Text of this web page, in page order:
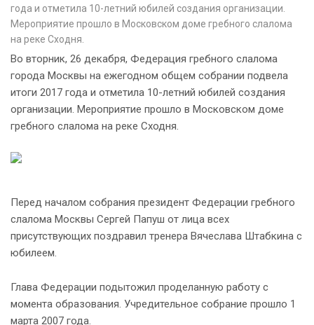
года и отметила 10-летний юбилей создания организации.
Мероприятие прошло в Московском доме гребного слалома
на реке Сходня.
Во вторник, 26 декабря, Федерация гребного слалома
города Москвы на ежегодном общем собрании подвела
итоги 2017 года и отметила 10-летний юбилей создания
организации. Мероприятие прошло в Московском доме
гребного слалома на реке Сходня.
Перед началом собрания президент Федерации гребного
слалома Москвы Сергей Папуш от лица всех
присутствующих поздравил тренера Вячеслава Штабкина с
юбилеем.
Глава Федерации подытожил проделанную работу с
момента образования. Учредительное собрание прошло 1
марта 2007 года.